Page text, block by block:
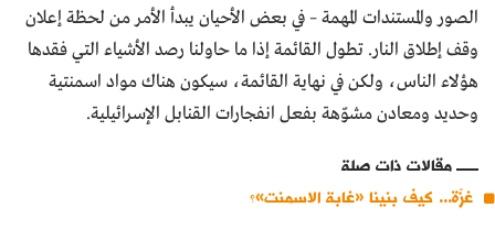
الصور والمستندات المهمة – في بعض الأحيان يبدأ الأمر من لحظة إعلان
وقف إطلاق النار. تطول القائمة إذا ما حاولنا رصد الأشياء التي فقدها
هؤلاء الناس، ولكن في نهاية القائمة، سيكون هناك مواد اسمنتية
وحديد ومعادن مشوّهة بفعل انفجارات القنابل الإسرائيلية.
مقالات ذات صلة
غزّة... كيف بنينا «غابة الاسمنت»؟